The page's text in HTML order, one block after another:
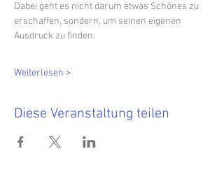
Dabei geht es nicht darum etwas Schönes zu
erschaffen, sondern, um seinen eigenen
Ausdruck zu finden.
Weiterlesen >
Diese Veranstaltung teilen